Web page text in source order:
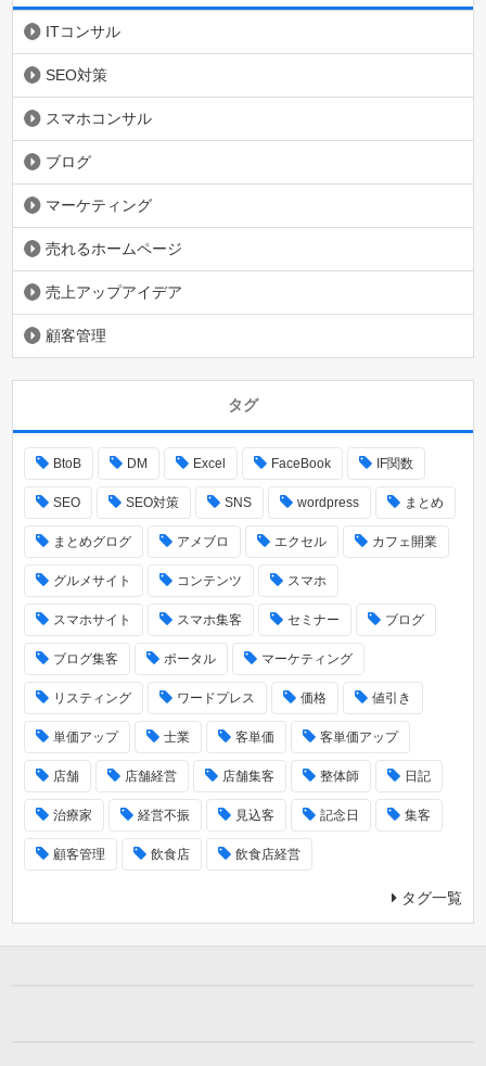
ITコンサル
SEO対策
スマホコンサル
ブログ
マーケティング
売れるホームページ
売上アップアイデア
顧客管理
タグ
BtoB DM Excel FaceBook IF関数
SEO SEO対策 SNS wordpress まとめ
まとめグログ アメブロ エクセル カフェ開業
グルメサイト コンテンツ スマホ
スマホサイト スマホ集客 セミナー ブログ
ブログ集客 ポータル マーケティング
リスティング ワードプレス 価格 値引き
単価アップ 士業 客単価 客単価アップ
店舗 店舗経営 店舗集客 整体師 日記
治療家 経営不振 見込客 記念日 集客
顧客管理 飲食店 飲食店経営
タグ一覧